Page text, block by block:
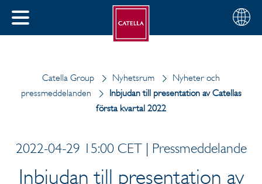
STÄNG
Välj
din
Svenska
Catella Group Nyhetsrum
Nyheter och
pressmeddelanden
Inbjudan till presentation av Catellas
första kvartal 2022
2022-04-29 15:00 CET | Pressmeddelande
Inbjudan till presentation av